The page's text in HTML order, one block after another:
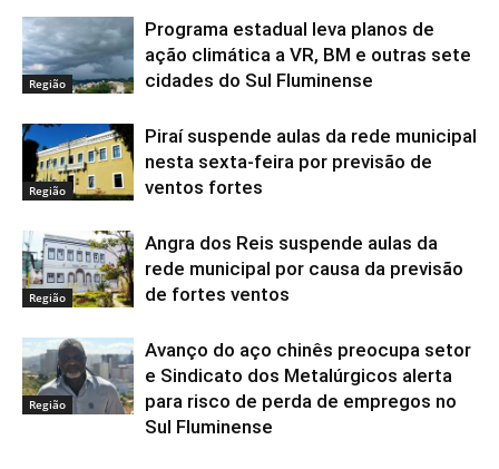
Região
Programa estadual leva planos de
ação climática a VR, BM e outras sete
cidades do Sul Fluminense
Região
Piraí suspende aulas da rede municipal
nesta sexta-feira por previsão de
ventos fortes
Região
Angra dos Reis suspende aulas da
rede municipal por causa da previsão
de fortes ventos
Região
Avanço do aço chinês preocupa setor
e Sindicato dos Metalúrgicos alerta
para risco de perda de empregos no
Sul Fluminense